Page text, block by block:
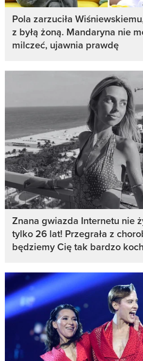
Pola zarzuciła
z byłą żoną. Mandaryna nie
milczeć, ujawnia prawdę
Znana gwiazda Internetu nie
tylko 26 lat! Przegrała z
będziemy Cię tak bardzo